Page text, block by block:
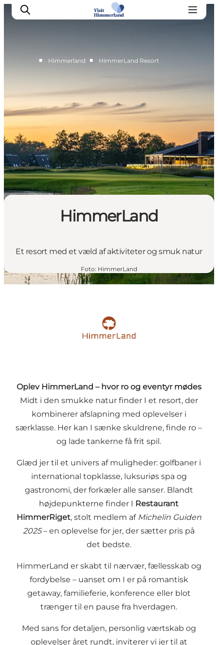
Udforsk naturen
Himmerlandsbyer
DET SKER
Planlæg din ferie
Book Oplevelser
Praktisk info
■ Himmerland ■ HimmerLand Resort
HimmerLand
Et resort med et væld af aktiviteter og smuk natur
Foto: HimmerLand
Oplev HimmerLand – hvor ro og eventyr mødes
Midt i den smukke natur finder I et resort, der
kombinerer afslapning med oplevelser i
særklasse. Her kan I sænke skuldrene, finde ro –
og lade tankerne få frit spil.
Glæd jer til et univers af muligheder: golfbaner i
international topklasse, luksuriøs spa og
gastronomi, der forkæler alle sanser. Blandt
højdepunkterne finder I Restaurant
HimmerRiget, stolt medlem af Michelin Guiden
2025– en oplevelse for jer, der sætter pris på
det bedste.
HimmerLand er skabt til nærvær, fællesskab og
fordybelse – uanset om I er på romantisk
getaway, familieferie, konference eller blot
trænger til en pause fra hverdagen.
Med sans for detaljen, personlig værtskab og
oplevelser året rundt, inviterer vi jer til at